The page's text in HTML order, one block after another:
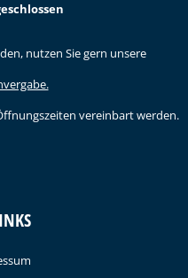
nutzen Sie gern unsere
vereinbart werden.